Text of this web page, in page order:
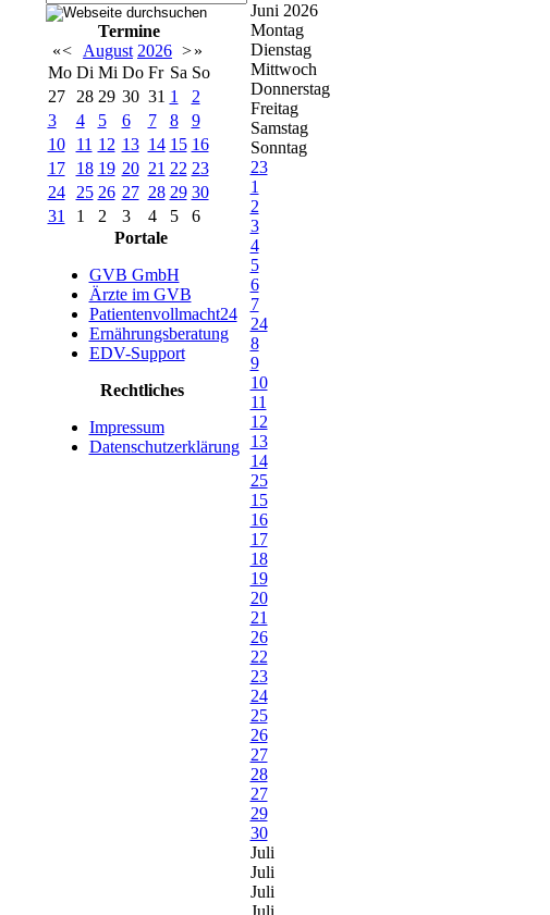
Termine
«< August 2026 >»
Mo Di Mi Do Fr Sa So
27
28 29 30 31 1
2
3
4 5 6 7 8
9
10
11 12 13 14 15 16
17
18 19 20 21 22 23
24
25 26 27 28 29 30
31
1 2 3 4 5
6
Portale
GVB GmbH
Ärzte im GVB
Patientenvollmacht24
Ernährungsberatung
EDV-Support
Rechtliches
Impressum
Datenschutzerklärung
Juni 2026
Montag
Dienstag
Mittwoch
Donnerstag
Freitag
Samstag
Sonntag
23
1
2
3
4
5
6
7
24
8
9
10
11
12
13
14
25
15
16
17
18
19
20
21
26
22
23
24
25
26
27
28
27
29
30
Juli
Juli
Juli
Juli